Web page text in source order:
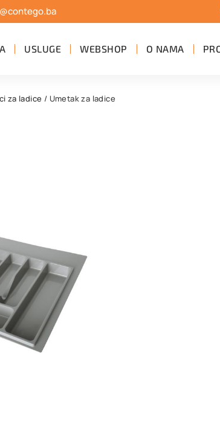
USLUGE WEBSHOP O NAMA
za ladice / Umetak za ladice